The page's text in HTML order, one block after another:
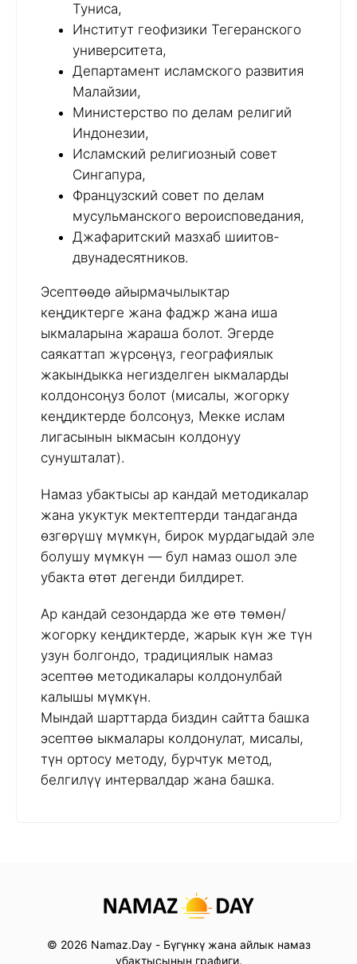
Туниса,
Институт геофизики Тегеранского
университета,
Департамент исламского развития
Малайзии,
Министерство по делам религий
Индонезии,
Исламский религиозный совет
Сингапура,
Французский совет по делам
мусульманского вероисповедания,
Джафаритский мазхаб шиитов-
двунадесятников.
Эсептөөдө айырмачылыктар
кеңдиктерге жана фаджр жана иша
ыкмаларына жараша болот. Эгерде
саякаттап жүрсөңүз, географиялык
жакындыкка негизделген ыкмаларды
колдонсоңуз болот (мисалы, жогорку
кеңдиктерде болсоңуз, Мекке ислам
лигасынын ыкмасын колдонуу
сунушталат).
Намаз убактысы ар кандай методикалар
жана укуктук мектептерди тандаганда
өзгөрүшү мүмкүн, бирок мурдагыдай эле
болушу мүмкүн — бул намаз ошол эле
убакта өтөт дегенди билдирет.
Ар кандай сезондарда же өтө төмөн/
жогорку кеңдиктерде, жарык күн же түн
узун болгондо, традициялык намаз
эсептөө методикалары колдонулбай
калышы мүмкүн.
Мындай шарттарда биздин сайтта башка
эсептөө ыкмалары колдонулат, мисалы,
түн ортосу методу, бурчтук метод,
белгилүү интервалдар жана башка.
© 2026 Namaz.Day - Бүгүнкү жана айлык намаз
убактысынын графиги.